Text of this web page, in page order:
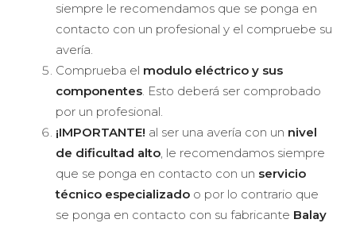
siempre le recomendamos que se ponga en
contacto con un profesional y el compruebe su
avería.
Comprueba el modulo eléctrico y sus
componentes. Esto deberá ser comprobado
por un profesional.
¡IMPORTANTE! al ser una avería con un nivel
de dificultad alto, le recomendamos siempre
que se ponga en contacto con un servicio
técnico especializado o por lo contrario que
se ponga en contacto con su fabricante Balay